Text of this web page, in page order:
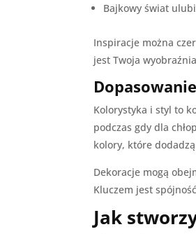
Bajkowy świat
Inspiracje można
jest Twoja
Kolorystyka i styl to
podczas gdy dla
kolory, które
Dekoracje mogą
Kluczem jest
Jak